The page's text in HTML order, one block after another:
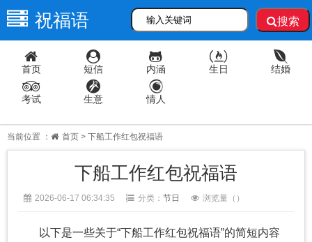
祝福语 搜索
首页 短信 内涵 生日 结婚
考试 生意 情人
当前位置 ： 首页 > 下船工作红包祝福语
下船工作红包祝福语
2026-06-17 06:34:35 分类： 节日 浏览量（ ）
以下是一些关于“下船工作红包祝福语”的简短内容